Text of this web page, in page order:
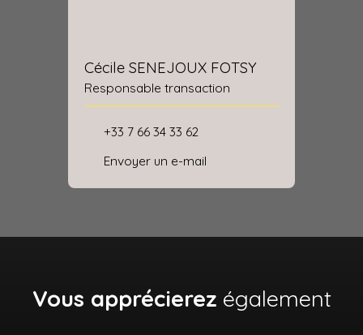
Cécile SENEJOUX FOTSY
Responsable transaction
+33 7 66 34 33 62
Envoyer un e-mail
Vous apprécierez également